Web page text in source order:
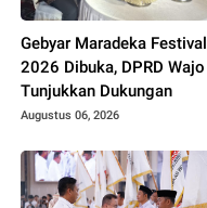
Gebyar Maradeka Festival
2026 Dibuka, DPRD Wajo
Tunjukkan Dukungan
Augustus 06, 2026